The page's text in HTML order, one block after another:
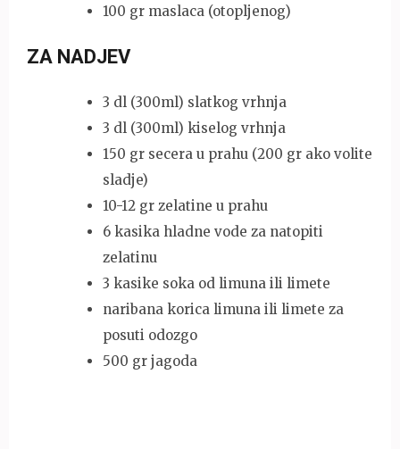
100 gr maslaca (otopljenog)
ZA NADJEV
3 dl (300ml) slatkog vrhnja
3 dl (300ml) kiselog vrhnja
150 gr secera u prahu (200 gr ako volite
sladje)
10-12 gr zelatine u prahu
6 kasika hladne vode za natopiti
zelatinu
3 kasike soka od limuna ili limete
naribana korica limuna ili limete za
posuti odozgo
500 gr jagoda